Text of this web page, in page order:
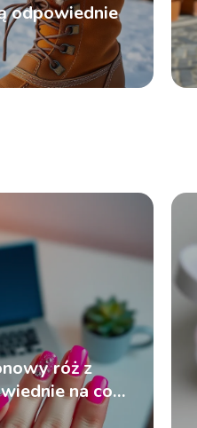
odpowiednie
róż z
na co